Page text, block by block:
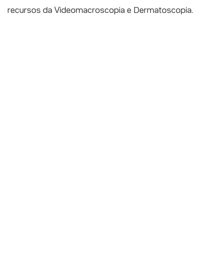
recursos da Videomacroscopia e Dermatoscopia.